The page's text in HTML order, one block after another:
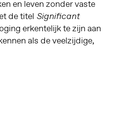
en leven zonder vaste
de titel Significant
erkentelijk te zijn aan
als de veelzijdige,